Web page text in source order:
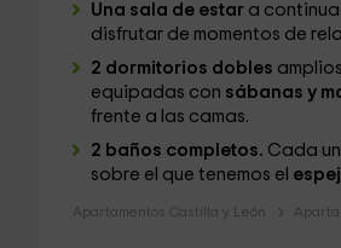
Una sala de estara
disfrutar de momentos de
2 dormitorios dobles
equipadas con sábanas y
frente a las camas.
2 baños completos. Cada
sobre el que tenemos el
Apartamentos Castilla y León